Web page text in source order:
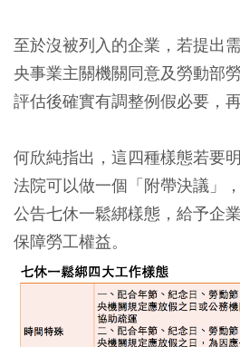
至於沒被列入的企業，若提出
央事業主關機關同意及勞動部
評估後確實有調整例假必要，
何欣純指出，這四種樣態若要
法院可以做一個「附帶決議」
公告七休一鬆綁樣態，給予企
保障勞工權益。